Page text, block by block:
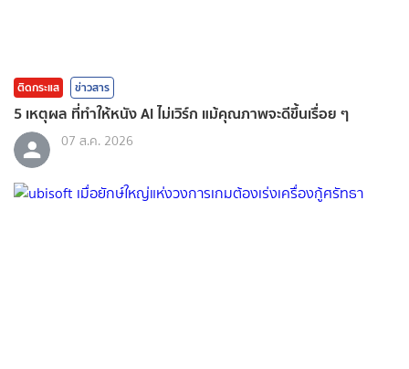
ติดกระแส ข่าวสาร
5 เหตุผล ที่ทำให้หนัง AI ไม่เวิร์ก แม้คุณภาพจะดีขึ้นเรื่อย ๆ
07 ส.ค. 2026